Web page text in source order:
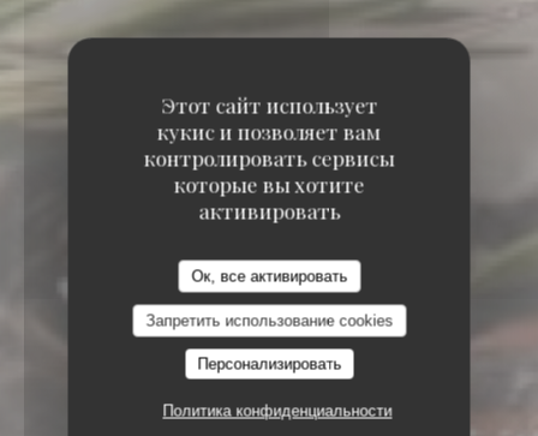
Этот сайт использует
кукис и позволяет вам
контролировать сервисы
которые вы хотите
активировать
Ок, все активировать
Запретить использование cookies
Персонализировать
Политика конфиденциальности